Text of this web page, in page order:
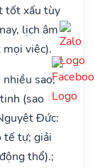
tốt xấu tùy
lịch âm
việc).
sao,
(sao
Đức:
tế tự; giải
thổ).;